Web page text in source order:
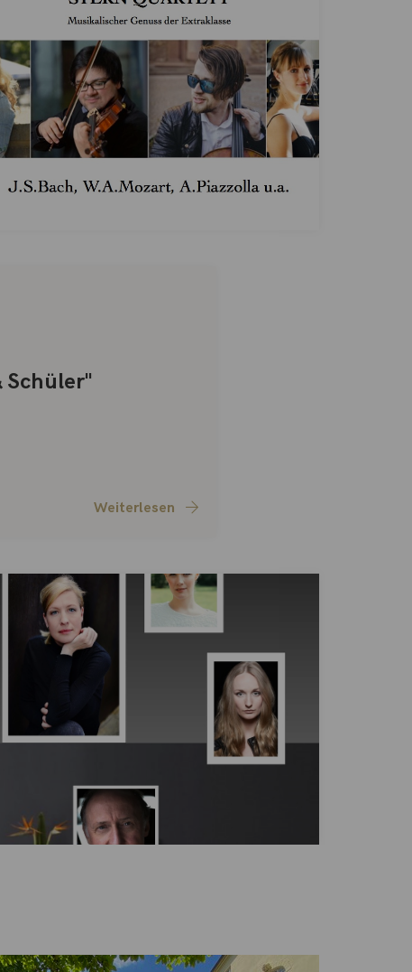
Schüler"
Weiterlesen